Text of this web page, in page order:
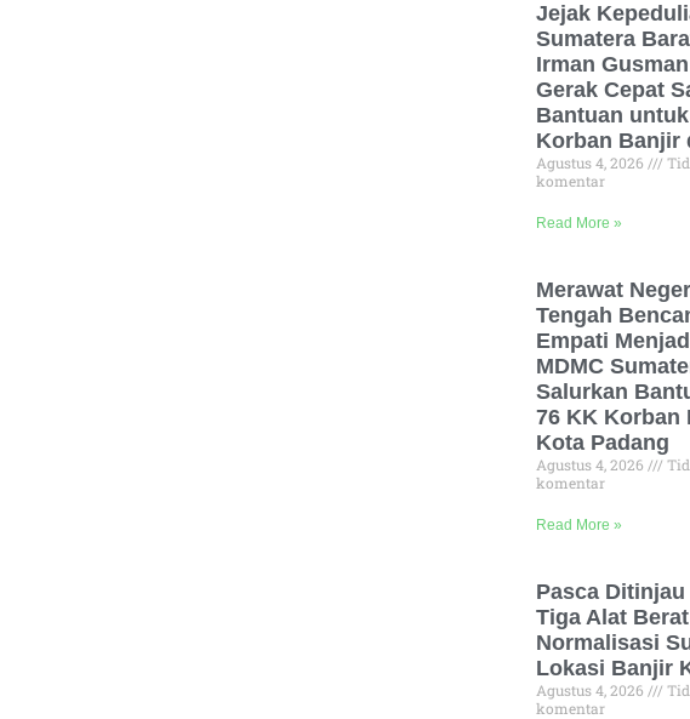
Jejak
Sumatera
Irman
Gerak Cepat
Bantuan
Korban Banjir
Agustus 4, 2026
komentar
Read More »
Merawat
Tengah
Empati
MDMC
Salurkan
76 KK Korban
Kota Padang
Agustus 4, 2026
komentar
Read More »
Pasca
Tiga Alat
Normalisasi
Lokasi Banjir
Agustus 4, 2026
komentar